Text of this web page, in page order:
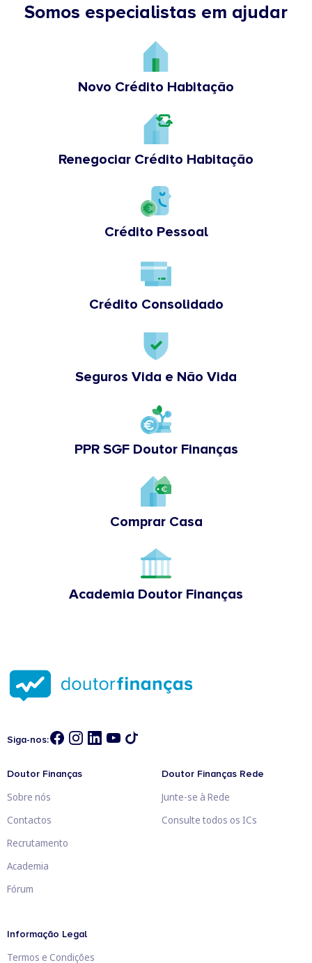
Somos especialistas em ajudar
Novo Crédito Habitação
Renegociar Crédito Habitação
Crédito Pessoal
Crédito Consolidado
Seguros Vida e Não Vida
PPR SGF Doutor Finanças
Comprar Casa
Academia Doutor Finanças
Siga-nos:
Doutor Finanças
Sobre nós
Contactos
Recrutamento
Academia
Fórum
Doutor Finanças Rede
Junte-se à Rede
Consulte todos os ICs
Informação Legal
Termos e Condições